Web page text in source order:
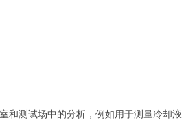
和测试场中的分析，例如用于测量冷却